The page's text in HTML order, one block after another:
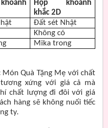
Hộp khoảnh
khắc 2D
Đất sét Nhật
Không có
Mika trong
Món Quà Tặng Mẹ với chất
xứng với giá cả mà
chất lượng đi đôi với giá
hàng sẽ không nuối tiếc
ty.